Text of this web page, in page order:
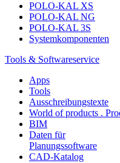
POLO-KAL XS
POLO-KAL NG
POLO-KAL 3S
Systemkomponenten
Tools & Softwareservice
Apps
Tools
Ausschreibungstexte
World of products .
BIM
Daten für
Planungssoftware
CAD-Katalog